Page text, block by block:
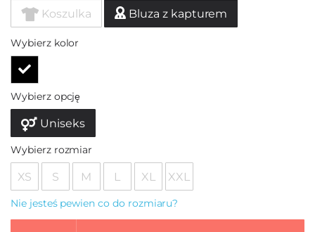
Koszulka Bluza z kapturem
Wybierz kolor
Wybierz opcję
Uniseks
Wybierz rozmiar
XS S M L XL XXL
Nie jesteś pewien co do rozmiaru?